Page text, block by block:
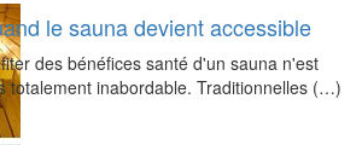
le sauna devient accessible
des bénéfices santé d'un sauna n'est
totalement inabordable. Traditionnelles (…)